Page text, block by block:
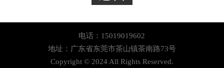
电话：15019019602
地址：广东省东莞市茶山镇茶南路73号
Copyright © 2024 All Rights Reserved.